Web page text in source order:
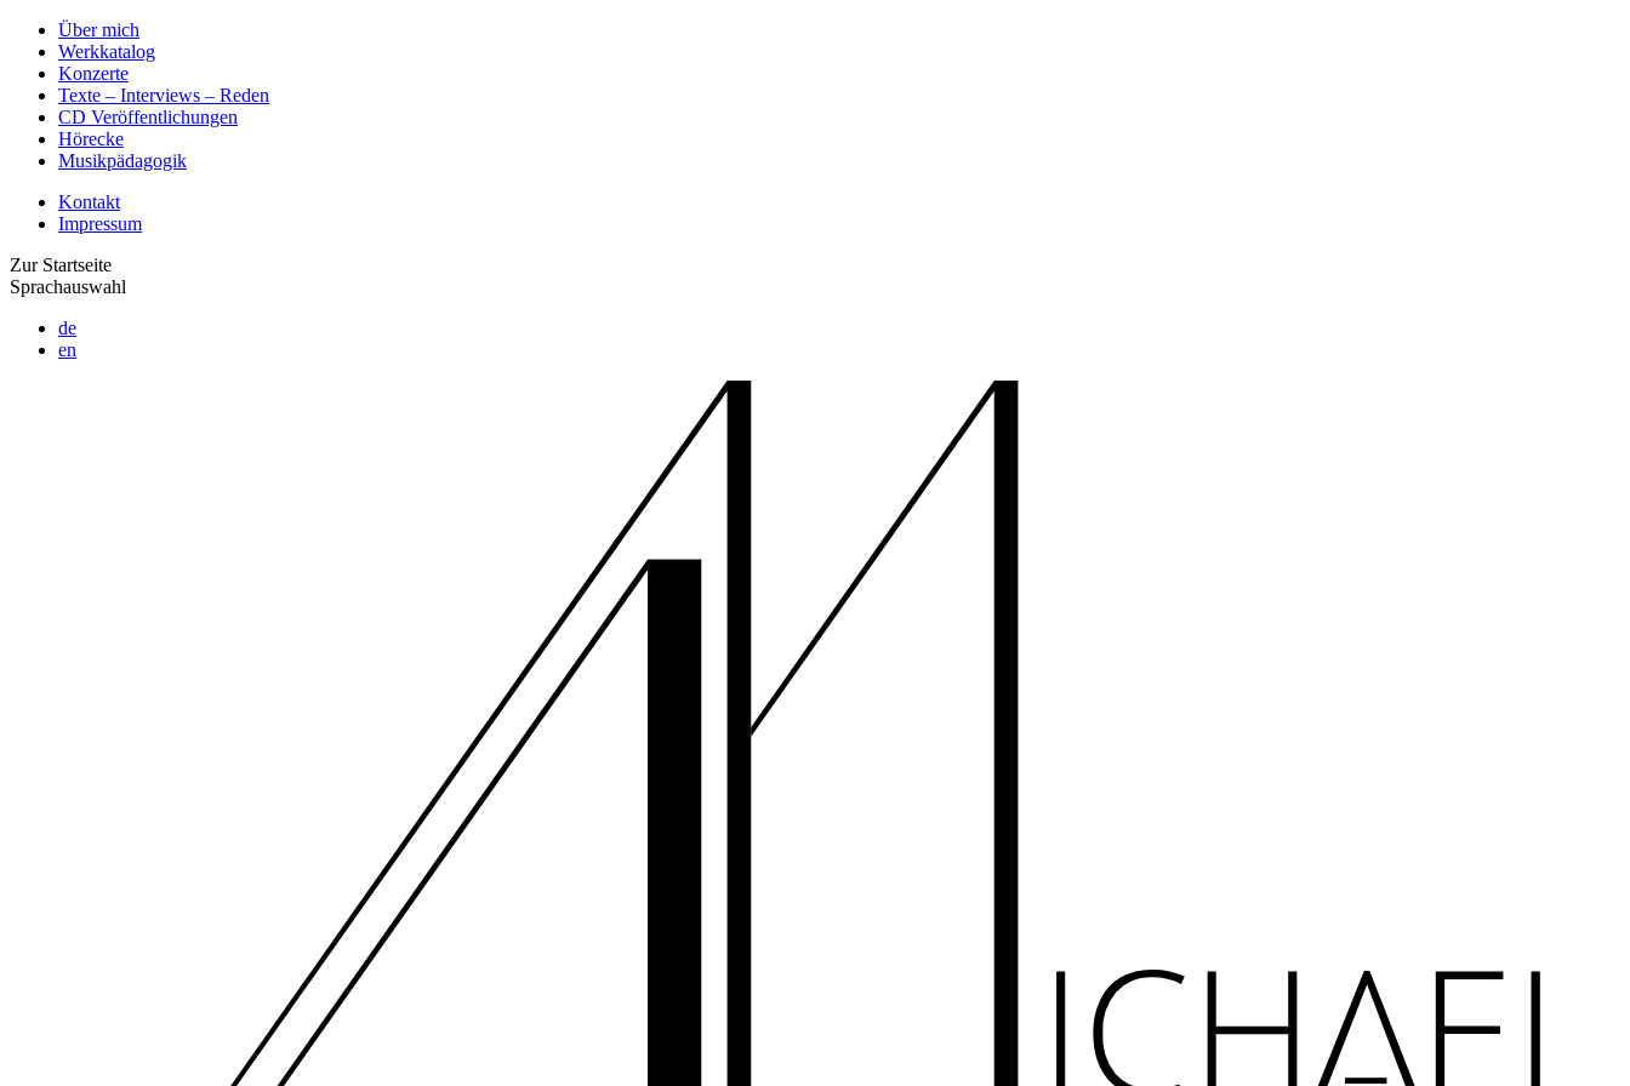
Über mich
Werkkatalog
Konzerte
Texte – Interviews – Reden
CD Veröffentlichungen
Hörecke
Musikpädagogik
Kontakt
Impressum
Zur Startseite
Sprachauswahl
de
en